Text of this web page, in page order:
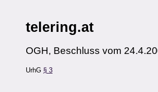
telering.at
OGH, Beschluss vom
UrhG § 3